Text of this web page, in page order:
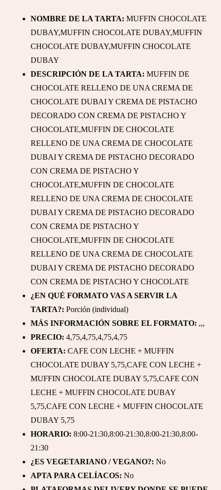
NOMBRE DE LA TARTA: MUFFIN CHOCOLATE
DUBAY,MUFFIN CHOCOLATE DUBAY,MUFFIN
CHOCOLATE DUBAY,MUFFIN CHOCOLATE
DUBAY
DESCRIPCIÓN DE LA TARTA: MUFFIN DE
CHOCOLATE RELLENO DE UNA CREMA DE
CHOCOLATE DUBAI Y CREMA DE PISTACHO
DECORADO CON CREMA DE PISTACHO Y
CHOCOLATE,MUFFIN DE CHOCOLATE
RELLENO DE UNA CREMA DE CHOCOLATE
DUBAI Y CREMA DE PISTACHO DECORADO
CON CREMA DE PISTACHO Y
CHOCOLATE,MUFFIN DE CHOCOLATE
RELLENO DE UNA CREMA DE CHOCOLATE
DUBAI Y CREMA DE PISTACHO DECORADO
CON CREMA DE PISTACHO Y
CHOCOLATE,MUFFIN DE CHOCOLATE
RELLENO DE UNA CREMA DE CHOCOLATE
DUBAI Y CREMA DE PISTACHO DECORADO
CON CREMA DE PISTACHO Y CHOCOLATE
¿EN QUÉ FORMATO VAS A SERVIR LA
TARTA?: Porción (individual)
MÁS INFORMACIÓN SOBRE EL FORMATO: ,,,
PRECIO: 4,75,4,75,4,75,4,75
OFERTA: CAFE CON LECHE + MUFFIN
CHOCOLATE DUBAY 5,75,CAFE CON LECHE +
MUFFIN CHOCOLATE DUBAY 5,75,CAFE CON
LECHE + MUFFIN CHOCOLATE DUBAY
5,75,CAFE CON LECHE + MUFFIN CHOCOLATE
DUBAY 5,75
HORARIO: 8:00-21:30,8:00-21:30,8:00-21:30,8:00-
21:30
¿ES VEGETARIANO / VEGANO?: No
APTA PARA CELÍACOS: No